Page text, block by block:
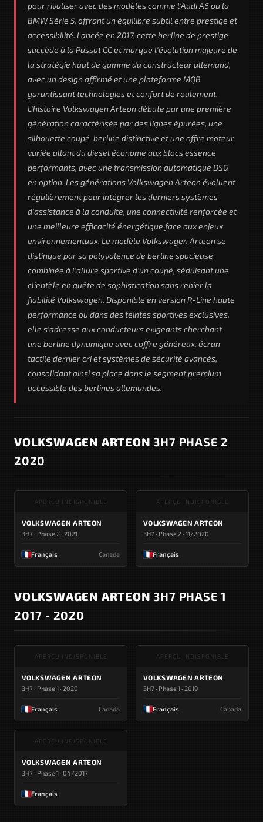
pour rivaliser avec des modèles comme l'Audi A6 ou la
BMW Série 5, offrant un équilibre subtil entre prestige et
accessibilité. Lancée en 2017, cette berline de prestige
succède à la Passat CC et marque l'évolution majeure de
la stratégie haut de gamme du constructeur allemand,
avec un design affirmé et une plateforme MQB
garantissant technologies et confort de roulement.
L'histoire Volkswagen Arteon débute par une première
génération caractérisée par des lignes épurées, une
silhouette coupé-berline distinctive et une offre moteur
variée allant du diesel économe aux blocs essence
performants, avec une transmission automatique DSG
en option. Les générations Volkswagen Arteon évoluent
régulièrement pour intégrer les derniers systèmes
d'assistance à la conduite, une connectivité renforcée et
une meilleure efficacité énergétique face aux enjeux
environnementaux. Le modèle Volkswagen Arteon se
distingue par sa polyvalence de berline spacieuse
combinée à l'allure sportive d'un coupé, séduisant une
clientèle en quête de sophistication sans renier la
fiabilité Volkswagen. Disponible en version R-Line haute
performance ou dans des teintes sportives exclusives,
elle s'adresse aux conducteurs exigeants cherchant
une berline dynamique avec coffre généreux, écran
tactile dernier cri et systèmes de sécurité avancés,
consolidant ainsi sa place dans le segment premium
accessible des berlines allemandes.
VOLKSWAGEN ARTEON 3H7 PHASE 2
2020
APERÇU INDISPONIBLE
VOLKSWAGEN ARTEON
3H7 · Phase 2 · 2021
Français Canada
APERÇU INDISPONIBLE
VOLKSWAGEN ARTEON
3H7 · Phase 2 · 11/2020
Français
VOLKSWAGEN ARTEON 3H7 PHASE 1
2017 - 2020
APERÇU INDISPONIBLE
VOLKSWAGEN ARTEON
3H7 · Phase 1 · 2020
Français Canada
APERÇU INDISPONIBLE
VOLKSWAGEN ARTEON
3H7 · Phase 1 · 2019
Français Canada
APERÇU INDISPONIBLE
VOLKSWAGEN ARTEON
3H7 · Phase 1 · 04/2017
Français